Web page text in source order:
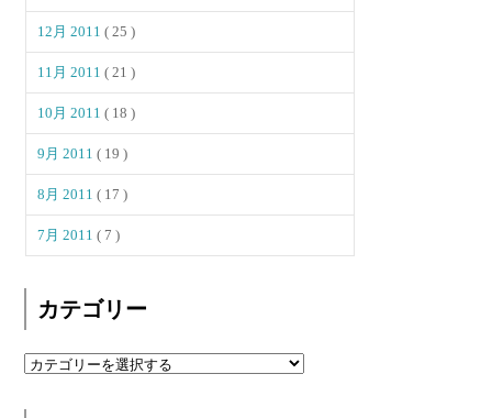
12月 2011( 25 )
11月 2011( 21 )
10月 2011( 18 )
9月 2011( 19 )
8月 2011( 17 )
7月 2011( 7 )
カテゴリー